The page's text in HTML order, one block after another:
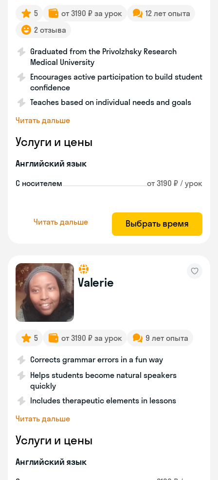
5 от 3190 ₽ за урок
12 лет опыта
2 отзыва
Graduated from the Privolzhsky Research
Medical University
Encourages active participation to build student
confidence
Teaches based on individual needs and goals
Читать дальше
Услуги и цены
Английский язык
С носителем от 3190 ₽ / урок
Читать дальше Выбрать время
Valerie
5 от 3190 ₽ за урок 9 лет опыта
Corrects grammar errors in a fun way
Helps students become natural speakers
quickly
Includes therapeutic elements in lessons
Читать дальше
Услуги и цены
Английский язык